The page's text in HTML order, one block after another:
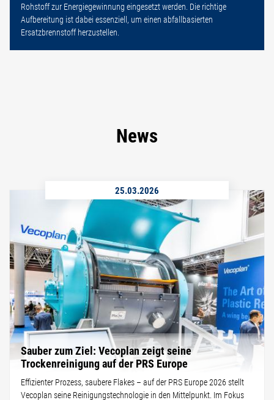
Rohstoff zur Energiegewinnung eingesetzt werden. Die richtige
Aufbereitung ist dabei essenziell, um einen abfallbasierten
Ersatzbrennstoff herzustellen.
News
25.03.2026
Sauber zum Ziel: Vecoplan zeigt seine
Trockenreinigung auf der PRS Europe
Effizienter Prozess, saubere Flakes – auf der PRS Europe 2026 stellt
Vecoplan seine Reinigungstechnologie in den Mittelpunkt. Im Fokus